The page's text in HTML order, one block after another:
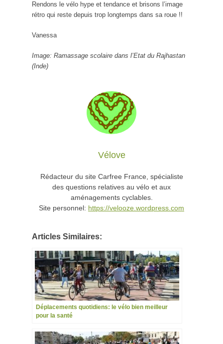
Rendons le vélo hype et tendance et brisons l’image
rétro qui reste depuis trop longtemps dans sa roue !!
Vanessa
Image: Ramassage scolaire dans l’Etat du Rajhastan
(Inde)
Vélove
Rédacteur du site Carfree France, spécialiste
des questions relatives au vélo et aux
aménagements cyclables.
Site personnel: https://velooze.wordpress.com
Articles Similaires:
Déplacements quotidiens: le vélo bien meilleur
pour la santé